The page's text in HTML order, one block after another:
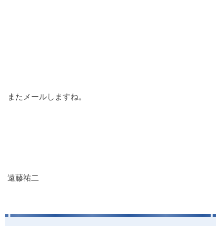
またメールしますね。
遠藤祐二